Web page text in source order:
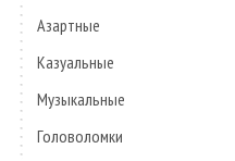
Азартные
Казуальные
Музыкальные
Головоломки